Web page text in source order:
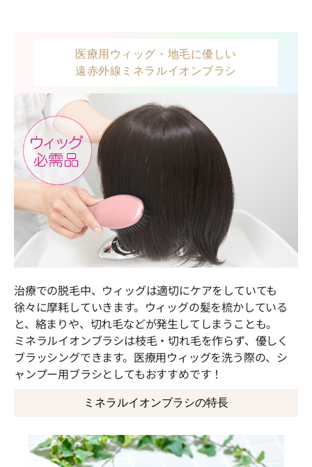
医療用ウィッグ・地毛に優しい
遠赤外線ミネラルイオンブラシ
治療での脱毛中、ウィッグは適切にケアをしていても
徐々に摩耗していきます。ウィッグの髪を梳かしている
と、絡まりや、切れ毛などが発生してしまうことも。
ミネラルイオンブラシは枝毛・切れ毛を作らず、優しく
ブラッシングできます。医療用ウィッグを洗う際の、シ
ャンプー用ブラシとしてもおすすめです！
ミネラルイオンブラシの特長